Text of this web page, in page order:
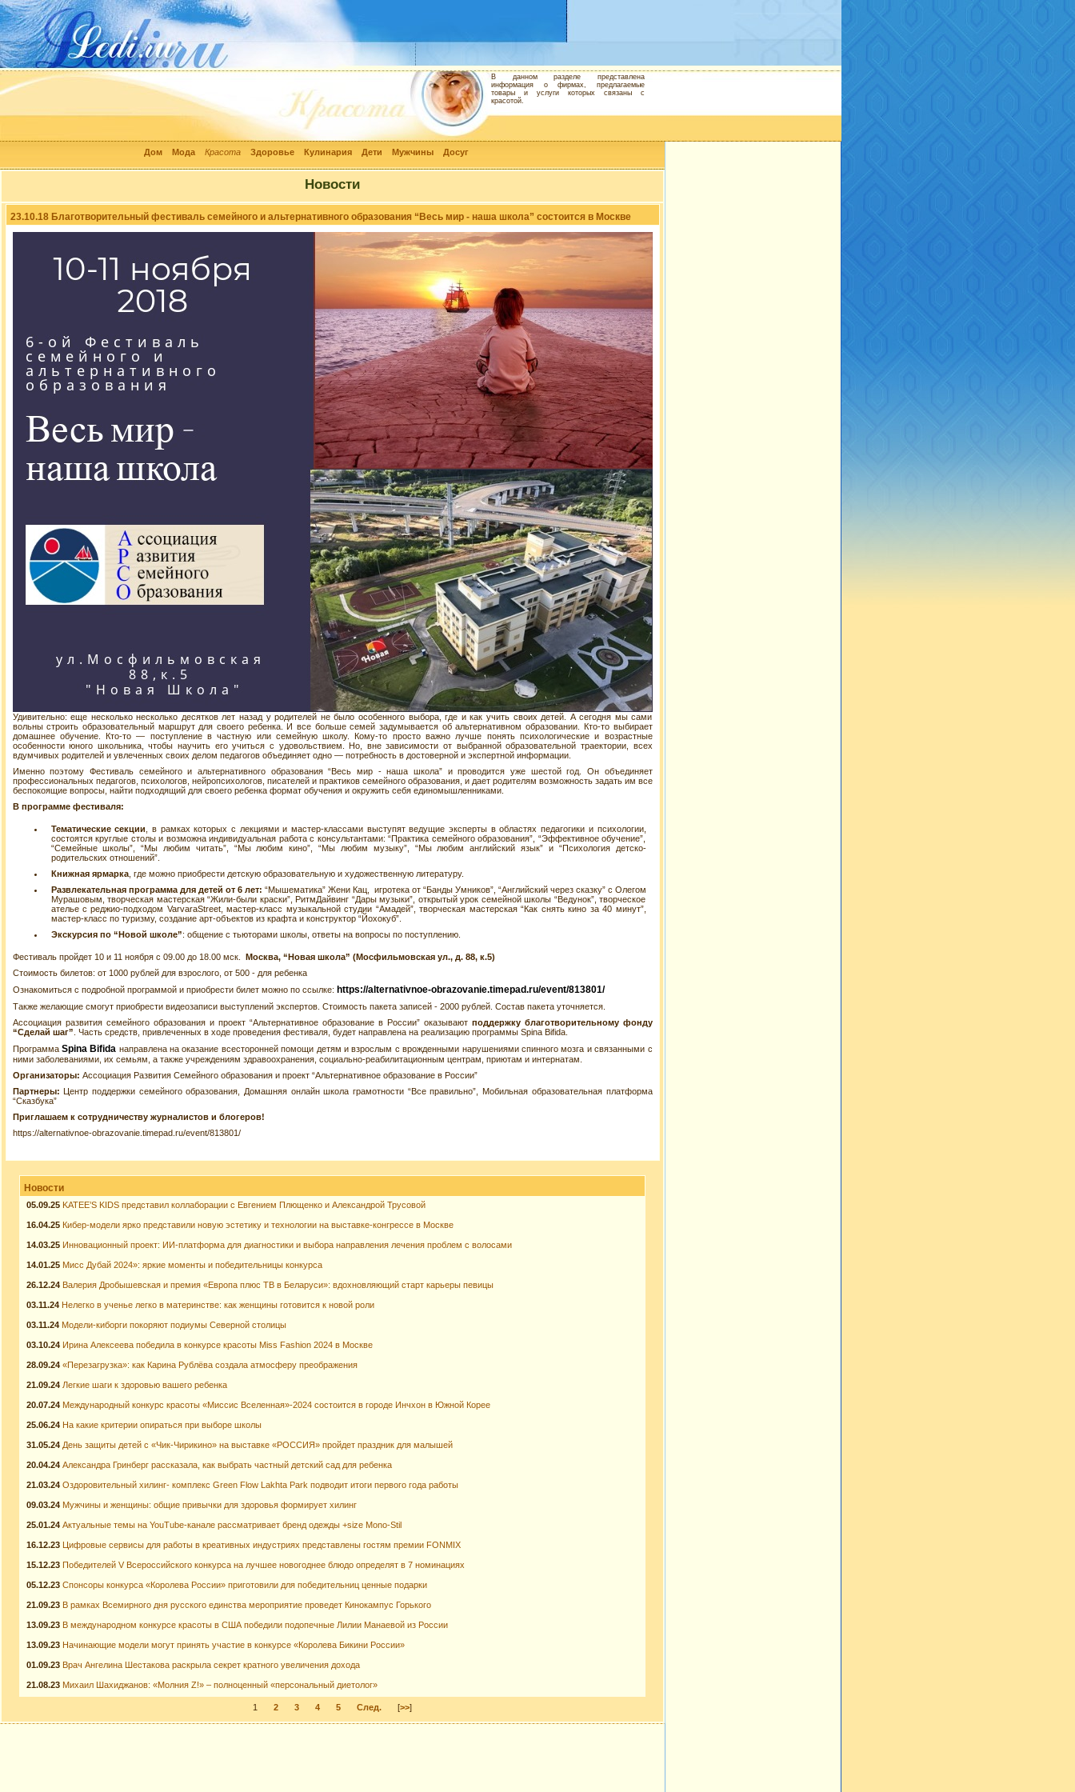
Дом Мода Красота Здоровье Кулинария Дети Мужчины Досуг
В данном разделе представлена
информация о фирмах, предлагаемые
товары и услуги которых связаны с
красотой.
Новости
23.10.18 Благотворительный фестиваль семейного и альтернативного образования “Весь мир - наша школа” состоится в Москве
Удивительно: еще несколько несколько десятков лет назад у родителей не было особенного выбора, где и как учить своих детей. А сегодня мы сами
вольны строить образовательный маршрут для своего ребенка. И все больше семей задумывается об альтернативном образовании. Кто-то выбирает
домашнее обучение. Кто-то — поступление в частную или семейную школу. Кому-то просто важно лучше понять психологические и возрастные
особенности юного школьника, чтобы научить его учиться с удовольствием. Но, вне зависимости от выбранной образовательной траектории, всех
вдумчивых родителей и увлеченных своих делом педагогов объединяет одно — потребность в достоверной и экспертной информации.
Именно поэтому Фестиваль семейного и альтернативного образования “Весь мир - наша школа” и проводится уже шестой год. Он объединяет
профессиональных педагогов, психологов, нейропсихологов, писателей и практиков семейного образования, и дает родителям возможность задать им все
беспокоящие вопросы, найти подходящий для своего ребенка формат обучения и окружить себя единомышленниками.
В программе фестиваля:
Тематические секции , в рамках которых с лекциями и мастер-классами выступят ведущие эксперты в областях педагогики и психологии,
состоятся круглые столы и возможна индивидуальная работа с консультантами: “Практика семейного образования”, “Эффективное обучение”,
“Семейные школы”, “Мы любим читать”, “Мы любим кино”, “Мы любим музыку”, “Мы любим английский язык” и “Психология детско-
родительских отношений”.
Книжная ярмарка, где можно приобрести детскую образовательную и художественную литературу.
Развлекательная программа для детей от 6 лет: “Мышематика” Жени Кац, игротека от “Банды Умников”, “Английский через сказку” с Олегом
Мурашовым, творческая мастерская “Жили-были краски”, РитмДайвинг “Дары музыки”, открытый урок семейной школы “Ведунок”, творческое
ателье с реджио-подходом VarvaraStreet, мастер-класс музыкальной студии “Амадей”, творческая мастерская “Как снять кино за 40 минут”,
мастер-класс по туризму, создание арт-объектов из крафта и конструктор “Йохокуб”.
Экскурсия по “Новой школе”: общение с тьюторами школы, ответы на вопросы по поступлению.
Фестиваль пройдет 10 и 11 ноября с 09.00 до 18.00 мск. Москва, “Новая школа” (Мосфильмовская ул., д. 88, к.5)
Стоимость билетов: от 1000 рублей для взрослого, от 500 - для ребенка
Ознакомиться с подробной программой и приобрести билет можно по ссылке: https://alternativnoe-obrazovanie.timepad.ru/event/813801/
Также желающие смогут приобрести видеозаписи выступлений экспертов. Стоимость пакета записей - 2000 рублей. Состав пакета уточняется.
Ассоциация развития семейного образования и проект “Альтернативное образование в России” оказываютподдержку благотворительному фонду
“Сделай шаг” . Часть средств, привлеченных в ходе проведения фестиваля, будет направлена на реализацию программы Spina Bifida.
Программа Spina Bifida направлена на оказание всесторонней помощи детям и взрослым с врожденными нарушениями спинного мозга и связанными с
ними заболеваниями, их семьям, а также учреждениям здравоохранения, социально-реабилитационным центрам, приютам и интернатам.
Организаторы: Ассоциация Развития Семейного образования и проект “Альтернативное образование в России”
Партнеры:Центр поддержки семейного образования, Домашняя онлайн школа грамотности “Все правильно”, Мобильная образовательная платформа
“Сказбука”
Приглашаем к сотрудничеству журналистов и блогеров!
https://alternativnoe-obrazovanie.timepad.ru/event/813801/
Новости
05.09.25 KATEE’S KIDS представил коллаборации с Евгением Плющенко и Александрой Трусовой
16.04.25 Кибер-модели ярко представили новую эстетику и технологии на выставке-конгрессе в Москве
14.03.25 Инновационный проект: ИИ-платформа для диагностики и выбора направления лечения проблем с волосами
14.01.25 Мисс Дубай 2024»: яркие моменты и победительницы конкурса
26.12.24 Валерия Дробышевская и премия «Европа плюс ТВ в Беларуси»: вдохновляющий старт карьеры певицы
03.11.24 Нелегко в ученье легко в материнстве: как женщины готовится к новой роли
03.11.24 Модели-киборги покоряют подиумы Северной столицы
03.10.24 Ирина Алексеева победила в конкурсе красоты Miss Fashion 2024 в Москве
28.09.24 «Перезагрузка»: как Карина Рублёва создала атмосферу преображения
21.09.24 Легкие шаги к здоровью вашего ребенка
20.07.24 Международный конкурс красоты «Миссис Вселенная»-2024 состоится в городе Инчхон в Южной Корее
25.06.24 На какие критерии опираться при выборе школы
31.05.24 День защиты детей с «Чик-Чирикино» на выставке «РОССИЯ» пройдет праздник для малышей
20.04.24 Александра Гринберг рассказала, как выбрать частный детский сад для ребенка
21.03.24 Оздоровительный хилинг- комплекс Green Flow Lakhta Park подводит итоги первого года работы
09.03.24 Мужчины и женщины: общие привычки для здоровья формирует хилинг
25.01.24 Актуальные темы на YouTube-канале рассматривает бренд одежды +size Mono-Stil
16.12.23 Цифровые сервисы для работы в креативных индустриях представлены гостям премии FONMIX
15.12.23 Победителей V Всероссийского конкурса на лучшее новогоднее блюдо определят в 7 номинациях
05.12.23 Спонсоры конкурса «Королева России» приготовили для победительниц ценные подарки
21.09.23 В рамках Всемирного дня русского единства мероприятие проведет Кинокампус Горького
13.09.23 В международном конкурсе красоты в США победили подопечные Лилии Манаевой из России
13.09.23 Начинающие модели могут принять участие в конкурсе «Королева Бикини России»
01.09.23 Врач Ангелина Шестакова раскрыла секрет кратного увеличения дохода
21.08.23 Михаил Шахиджанов: «Молния Z!» – полноценный «персональный диетолог»
1 2 3 4 5 След. [>>]